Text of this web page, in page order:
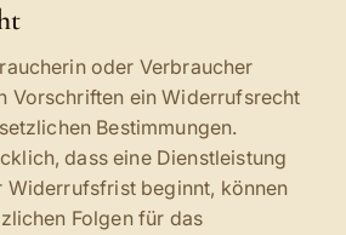
oder Verbraucher
Vorschriften ein Widerrufsrecht
Bestimmungen.
dass eine Dienstleistung
beginnt, können
Folgen für das